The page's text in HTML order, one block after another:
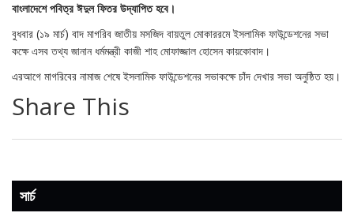
বাংলাদেশে পবিত্র ঈদুল ফিতর উদ্‌যাপিত হবে।
বুধবার (১৯ মার্চ) বাদ মাগরিব জাতীয় মসজিদ বায়তুল মোকাররমে ইসলামিক ফাউন্ডেশনের সভা
কক্ষে এসব তথ্য জানান ধর্মমন্ত্রী কাজী শাহ মোফাজ্জাল হোসেন কায়কোবাদ।
এরআগে মাগরিবের নামাজ শেষে ইসলামিক ফাউন্ডেশনের সভাকক্ষে চাঁদ দেখার সভা অনুষ্ঠিত হয়।
Share This
সার্চ